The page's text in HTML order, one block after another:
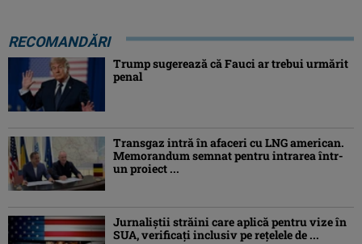
RECOMANDĂRI
Trump sugerează că Fauci ar trebui urmărit
penal
Transgaz intră în afaceri cu LNG american.
Memorandum semnat pentru intrarea într-
un proiect ...
Jurnaliştii străini care aplică pentru vize în
SUA, verificați inclusiv pe rețelele de ...